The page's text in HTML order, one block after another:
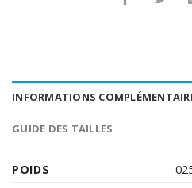
INFORMATIONS
GUIDE DES TAILLES
POIDS